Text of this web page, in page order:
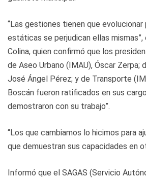
“Las gestiones tienen que evolucionar
estáticas se perjudican ellas mismas”,
Colina, quien confirmó que los
de Aseo Urbano (IMAU), Óscar Zerpa;
José Ángel Pérez; y de Transporte
Boscán fueron ratificados en sus
demostraron con su trabajo”.
“Los que cambiamos lo hicimos para
que demuestran sus capacidades en
Informó que el SAGAS (Servicio